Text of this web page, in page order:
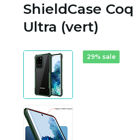
ShieldCase
Ultra (vert)
29% sale